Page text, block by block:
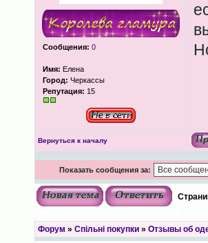
Сообщения: 0
Имя: Елена
Город: Черкассы
Репутация: 15
Вернуться к началу
Показать сообщения за:
Форум » Спільні покупки» Отзывы об